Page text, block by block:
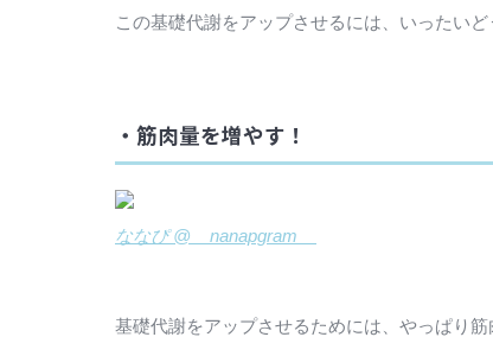
この基礎代謝をアップさせるには、いったい
・筋肉量を増やす！
ななぴ @__nanapgram__
基礎代謝をアップさせるためには、やっぱり